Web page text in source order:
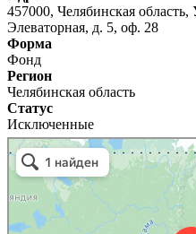
457000, Челябинская
Элеваторная, д. 5, оф. 28
Форма
Фонд
Регион
Челябинская область
Статус
Исключенные